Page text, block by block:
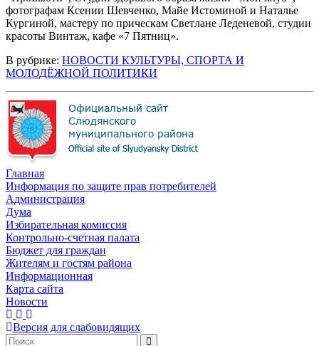
фотографам Ксении Шевченко, Майе Истоминой и Наталье
Кургиной, мастеру по прическам Светлане Леденевой, студии
красоты Винтаж, кафе «7 Пятниц».
В рубрике: НОВОСТИ КУЛЬТУРЫ, СПОРТА И
МОЛОДЁЖНОЙ ПОЛИТИКИ
Главная
Информация по защите прав потребителей
Администрация
Дума
Избирательная комиссия
Контрольно-счетная палата
Бюджет для граждан
Жителям и гостям района
Информационная
Карта сайта
Новости
Версия для слабовидящих